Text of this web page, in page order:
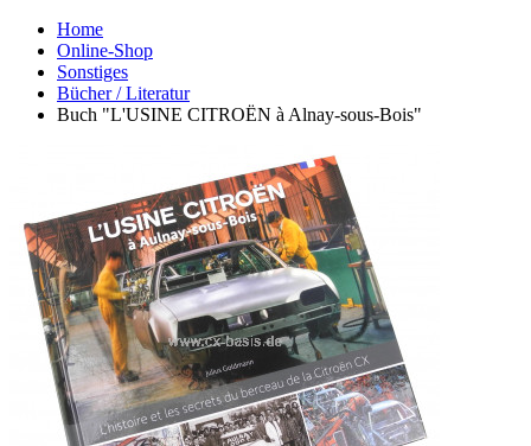
Home
Online-Shop
Sonstiges
Bücher / Literatur
Buch "L'USINE CITROËN à Alnay-sous-Bois"